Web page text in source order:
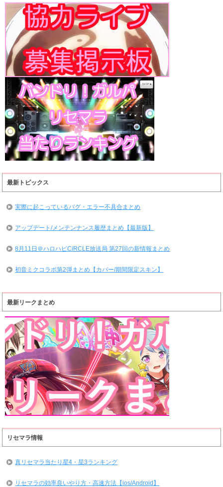
最新トピックス
実際に起こっているバグ・エラー不具合まとめ
アップデート/メンテンナンス履歴まとめ【最新版】
8月11日＠ハロハピCiRCLE放送局 第27回の新情報まとめ
初音ミクコラボ第2弾まとめ【カバー/期間限定スキン】
最新リークまとめ
リセマラ情報
真リセマラ当たり星4・星3ランキング
リセマラの効率良いやり方・高速方法【ios/Android】